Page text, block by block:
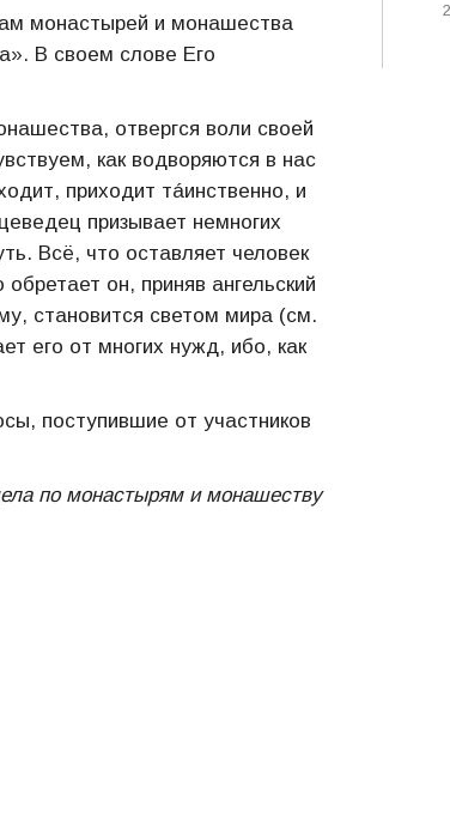
монастырей и монашества
В своем слове Его
отвергся воли своей
как водворяются в нас
приходит тáинственно, и
призывает немногих
Всё, что оставляет человек
он, приняв ангельский
становится светом мира (см.
его от многих нужд, ибо, как
поступившие от участников
по монастырям и монашеству